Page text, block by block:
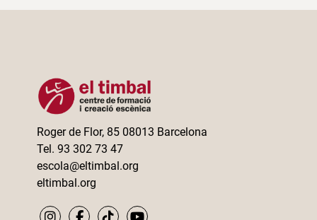
Roger de Flor, 85 08013 Barcelona
Tel. 93 302 73 47
escola@eltimbal.org
eltimbal.org